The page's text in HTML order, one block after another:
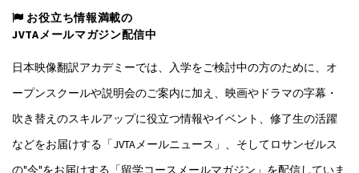
お役立ち情報満載の
JVTAメールマガジン配信中
日本映像翻訳アカデミーでは、入学をご検討中の方のために、オ
ープンスクールや説明会のご案内に加え、映画やドラマの字幕・
吹き替えのスキルアップに役立つ情報やイベント、修了生の活躍
などをお届けする「JVTAメールニュース」、そしてロサンゼルス
の"今"をお届けする「留学コースメールマガジン」を配信していま